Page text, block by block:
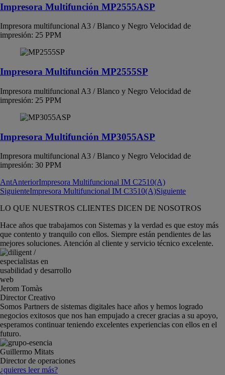
Impresora Multifunción MP2555ASP
Impresora multifuncional A3 / Blanco y Negro Velocidad de
impresión: 25 PPM
Impresora Multifunción MP2555SP
Impresora multifuncional A3 / Blanco y Negro Velocidad de
impresión: 25 PPM
Impresora Multifunción MP3055ASP
Impresora multifuncional A3 / Blanco y Negro Velocidad de
impresión: 30 PPM
AntAnteriorImpresora Multifuncional IM C2510(A)
SiguienteImpresora Multifuncional IM C3510(A)Siguiente
LO QUE NUESTROS CLIENTES DICEN DE NOSOTROS
Hace años que trabajamos con Sistemas y la verdad es que estoy más
que contento y tranquilo con ellos. Siempre están pendientes de las
mejores soluciones. Atención al cliente y servicio técnico excelente.
Jerom Tomàs
Director Creativo
Somos Partners de sistemas digitales hace años y hemos logrado
negocios exitosos que nos han empujado a crecer gracias a su apoyo,
esperamos continuar teniendo excelentes experiencias con ellos en el
futuro.
Guillermo Mitats
Director de operaciones
¿quieres leer más?